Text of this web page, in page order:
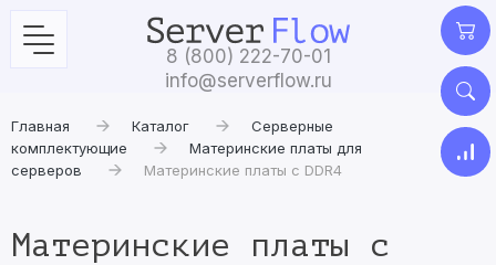
8 (800) 222-70-01
info@serverflow.ru
Главная Каталог
Серверные
комплектующие
Материнские платы для
серверов
Материнские платы c DDR4
Материнские платы c